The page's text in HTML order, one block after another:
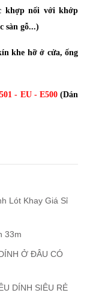
khợp nối với khớp
sàn gỗ...)
khe hỡ ở cửa, ống
- EU - E500(Dán
Lót Khay Giá Sỉ
33m
Ở ĐÂU CÓ
DÍNH SIÊU RẺ